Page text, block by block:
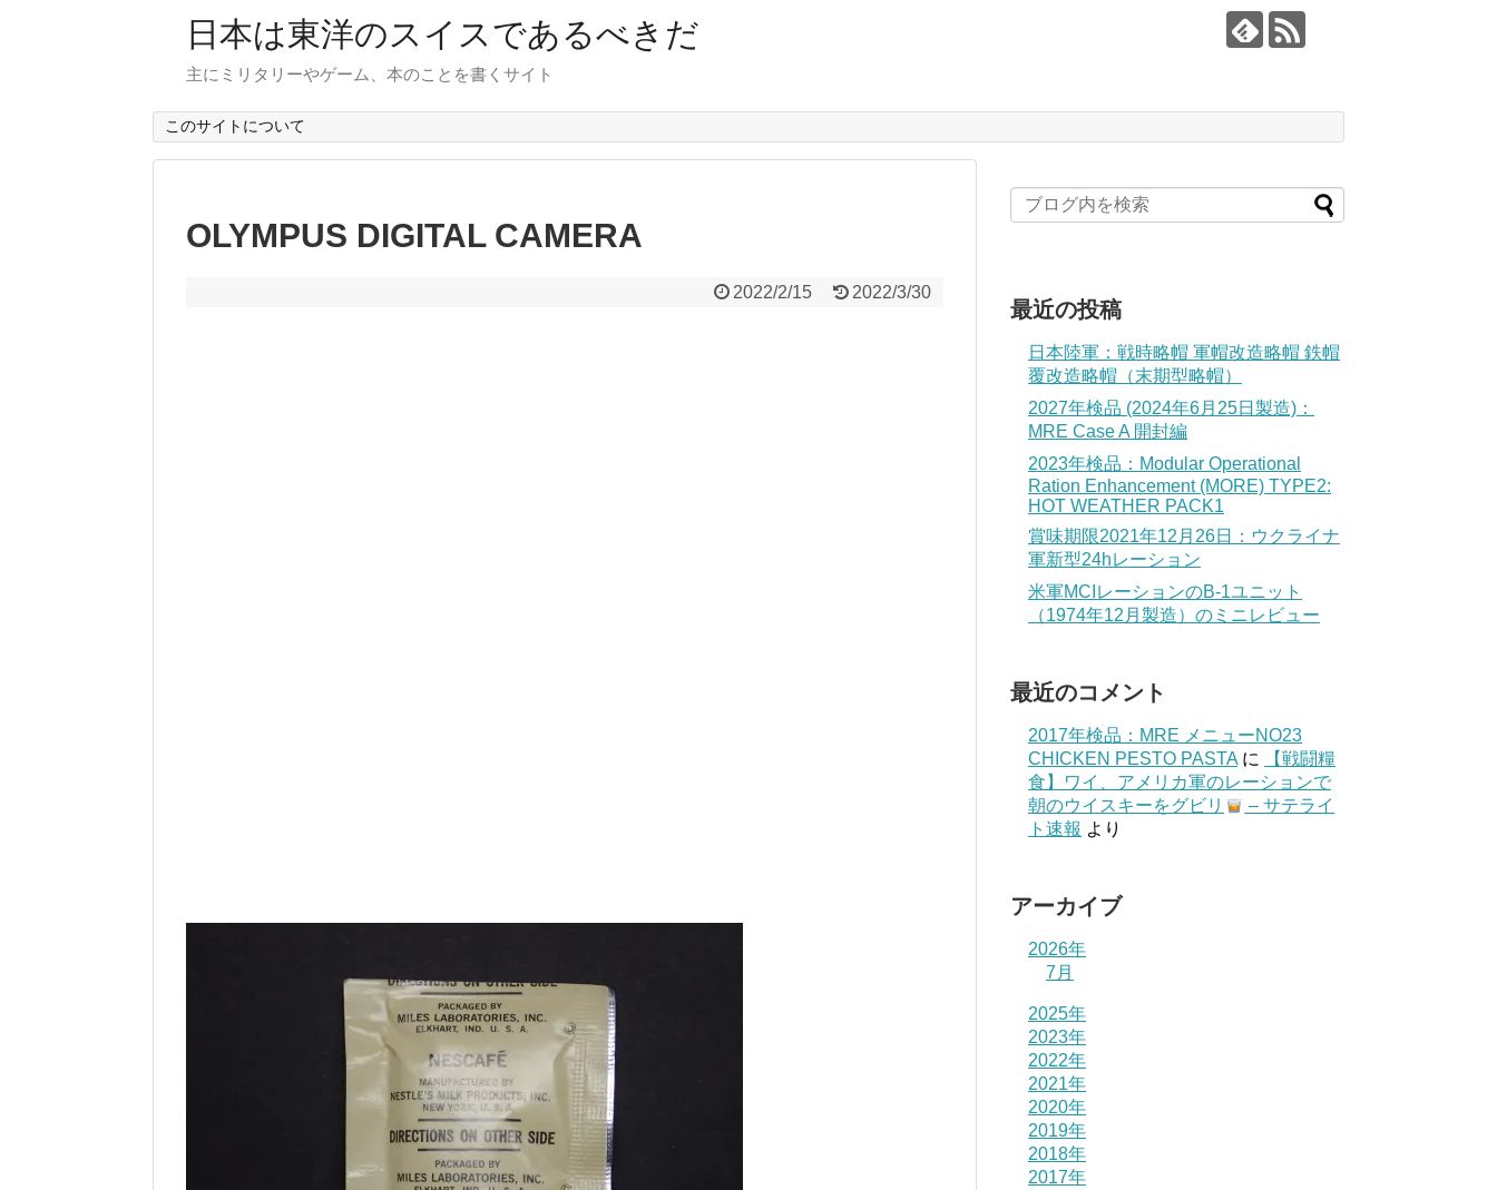
日本は東洋のスイスであるべきだ
主にミリタリーやゲーム、本のことを書くサイト
このサイトについて
OLYMPUS DIGITAL CAMERA
2022/2/15 2022/3/30
最近の投稿
日本陸軍：戦時略帽 軍帽改造略帽 鉄帽
覆改造略帽（末期型略帽）
2027年検品 (2024年6月25日製造)：
MRE Case A 開封編
2023年検品：Modular Operational
Ration Enhancement (MORE) TYPE2:
HOT WEATHER PACK1
賞味期限2021年12月26日：ウクライナ
軍新型24hレーション
米軍MCIレーションのB-1ユニット
（1974年12月製造）のミニレビュー
最近のコメント
2017年検品：MRE メニューNO23
CHICKEN PESTO PASTA に
【戦闘糧
食】ワイ、アメリカ軍のレーションで
朝のウイスキーをグビリ
– サテライ
ト速報 より
アーカイブ
2026年
7月
2025年
2023年
2022年
2021年
2020年
2019年
2018年
2017年